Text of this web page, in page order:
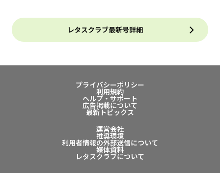
レタスクラブ最新号詳細
プライバシーポリシー
利用規約
ヘルプ・サポート
広告掲載について
最新トピックス
運営会社
推奨環境
利用者情報の外部送信について
媒体資料
レタスクラブについて